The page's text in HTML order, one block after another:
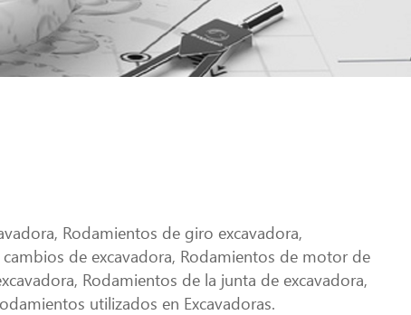
Rodamientos de giro excavadora,
de excavadora, Rodamientos de motor de
Rodamientos de la junta de excavadora,
utilizados en Excavadoras.